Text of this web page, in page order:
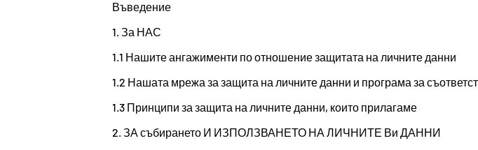
Въведение
1. За НАС
1.1 Нашите ангажименти по отношение защитата на личните данни
1.2 Нашата мрежа за защита на личните данни и програма за
1.3 Принципи за защита на личните данни, които прилагаме
2. ЗА събирането И ИЗПОЛЗВАНЕТО НА ЛИЧНИТЕ Ви ДАННИ